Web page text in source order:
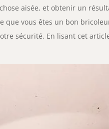
chose aisée, et obtenir un
vous êtes un bon
sécurité. En lisant cet